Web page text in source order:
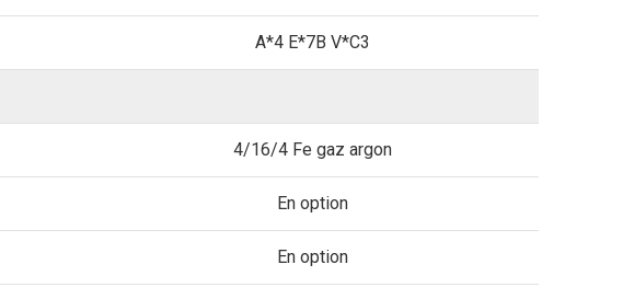
A*4 E*7B V*C3
4/16/4 Fe gaz argon
En option
En option